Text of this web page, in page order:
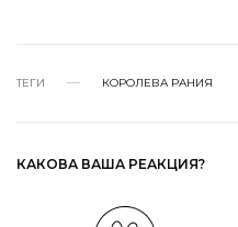
ТЕГИ КОРОЛЕВА РАНИЯ
КАКОВА ВАША РЕАКЦИЯ?